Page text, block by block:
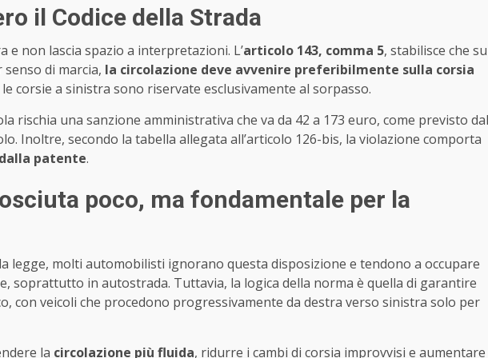
il Codice della Strada
e non lascia spazio a interpretazioni. L’articolo 143, comma 5, stabilisce che su
di marcia, la circolazione deve avvenire preferibilmente sulla corsia
corsie a sinistra sono riservate esclusivamente al sorpasso.
rischia una sanzione amministrativa che va da 42 a 173 euro, come previsto dal
Inoltre, secondo la tabella allegata all’articolo 126-bis, la violazione comporta
patente.
poco, ma fondamentale per la
legge, molti automobilisti ignorano questa disposizione e tendono a occupare
soprattutto in autostrada. Tuttavia, la logica della norma è quella di garantire
con veicoli che procedono progressivamente da destra verso sinistra solo per
la circolazione più fluida, ridurre i cambi di corsia improvvisi e aumentare